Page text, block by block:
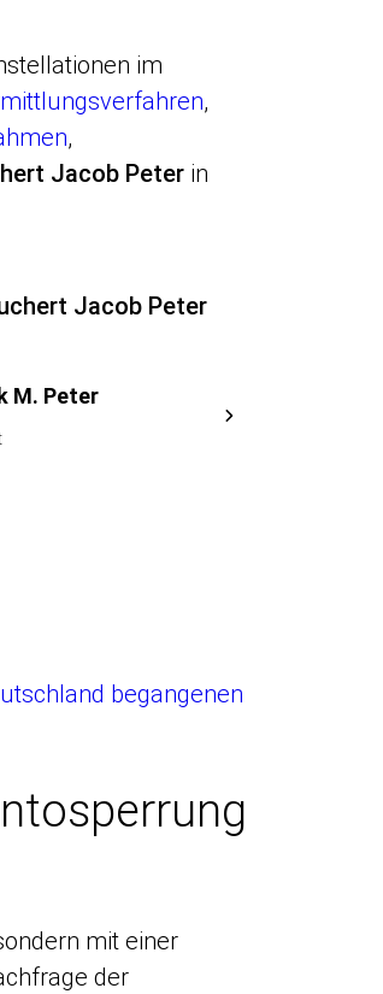
im
,
,
Jacob Peter in
Jacob Peter
M. Peter
begangenen
mit einer
der